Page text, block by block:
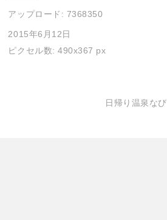
アップロード: 7368350
2015年6月12日
ピクセル数: 490x367 px
日帰り温泉なび